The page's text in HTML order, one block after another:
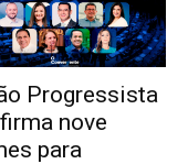
Progressista
nove
para